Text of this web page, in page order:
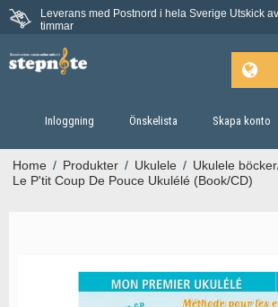
Leverans med Postnord i hela Sverige Utskick
timmar
Inloggning Önskelista Skapa konto
Home / Produkter / Ukulele / Ukulele
Le P'tit Coup De Pouce Ukulélé (Book/CD)